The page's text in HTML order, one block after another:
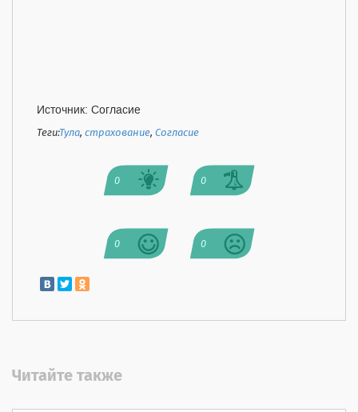
Источник: Согласие
Теги:Тула,страхование,Согласие
0 0
0 0
Читайте также